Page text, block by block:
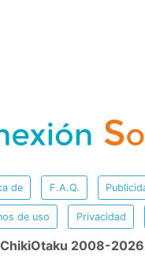
de F.A.Q.
de uso Privacidad
2008-2026